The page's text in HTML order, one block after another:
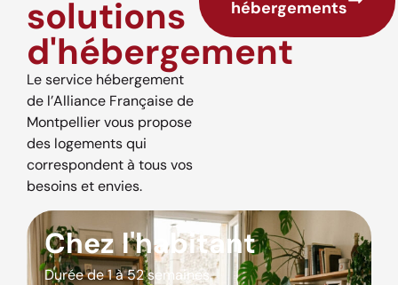
solutions
d'hébergement
Le service hébergement
de l’Alliance Française de
Montpellier vous propose
des logements qui
correspondent à tous vos
besoins et envies.
hébergements
Chez l'habitant
Durée de 1 à 52 semaines